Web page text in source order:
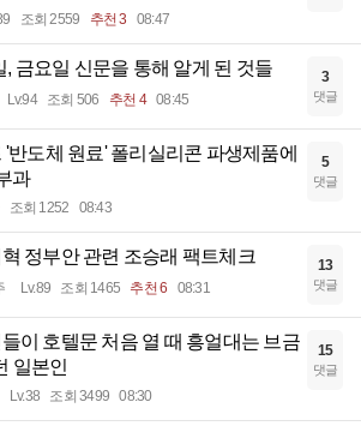
조회 2559 추천 3 08:47
, 금요일 신문을 통해 알게 된 것들
Lv.94 조회 506 추천 4 08:45
3
댓글
'반도체 원료' 폴리실리콘 파생제품에
과
조회 1252 08:43
5
댓글
정부안 관련 조승래 팩트체크
Lv.89 조회 1465 추천 6 08:31
13
댓글
이 호텔문 처음 열 때 흥얼대는 브금
일본인
Lv.38 조회 3499 08:30
15
댓글